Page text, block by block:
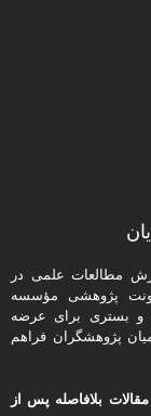
مطالعات علمی در
پژوهشی مؤسسه
و بستری برای عرضه
پژوهشگران فراهم
بلافاصله پس از